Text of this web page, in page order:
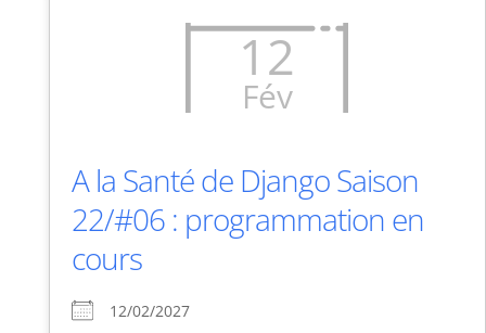
12
Fév
A la Santé de Django Saison
22/#06 : programmation en
cours
12/02/2027